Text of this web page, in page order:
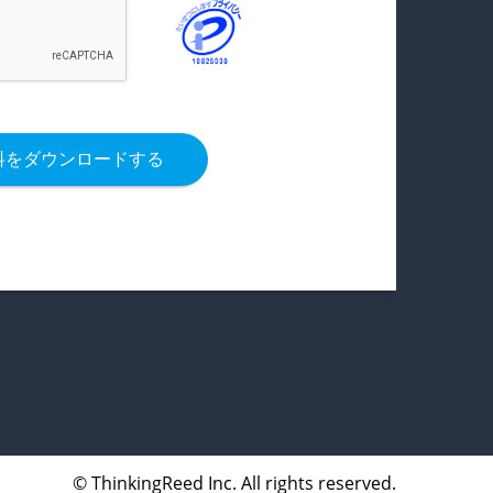
をダウンロードする
© ThinkingReed Inc. All rights reserved.